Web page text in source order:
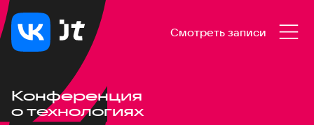
Смотреть записи
Конференция
о технологиях